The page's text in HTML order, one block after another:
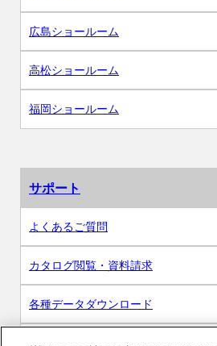
広島ショールーム
高松ショールーム
福岡ショールーム
サポート
よくあるご質問
カタログ閲覧・資料請求
各種データダウンロード
WEB見積・各種シミュレーション